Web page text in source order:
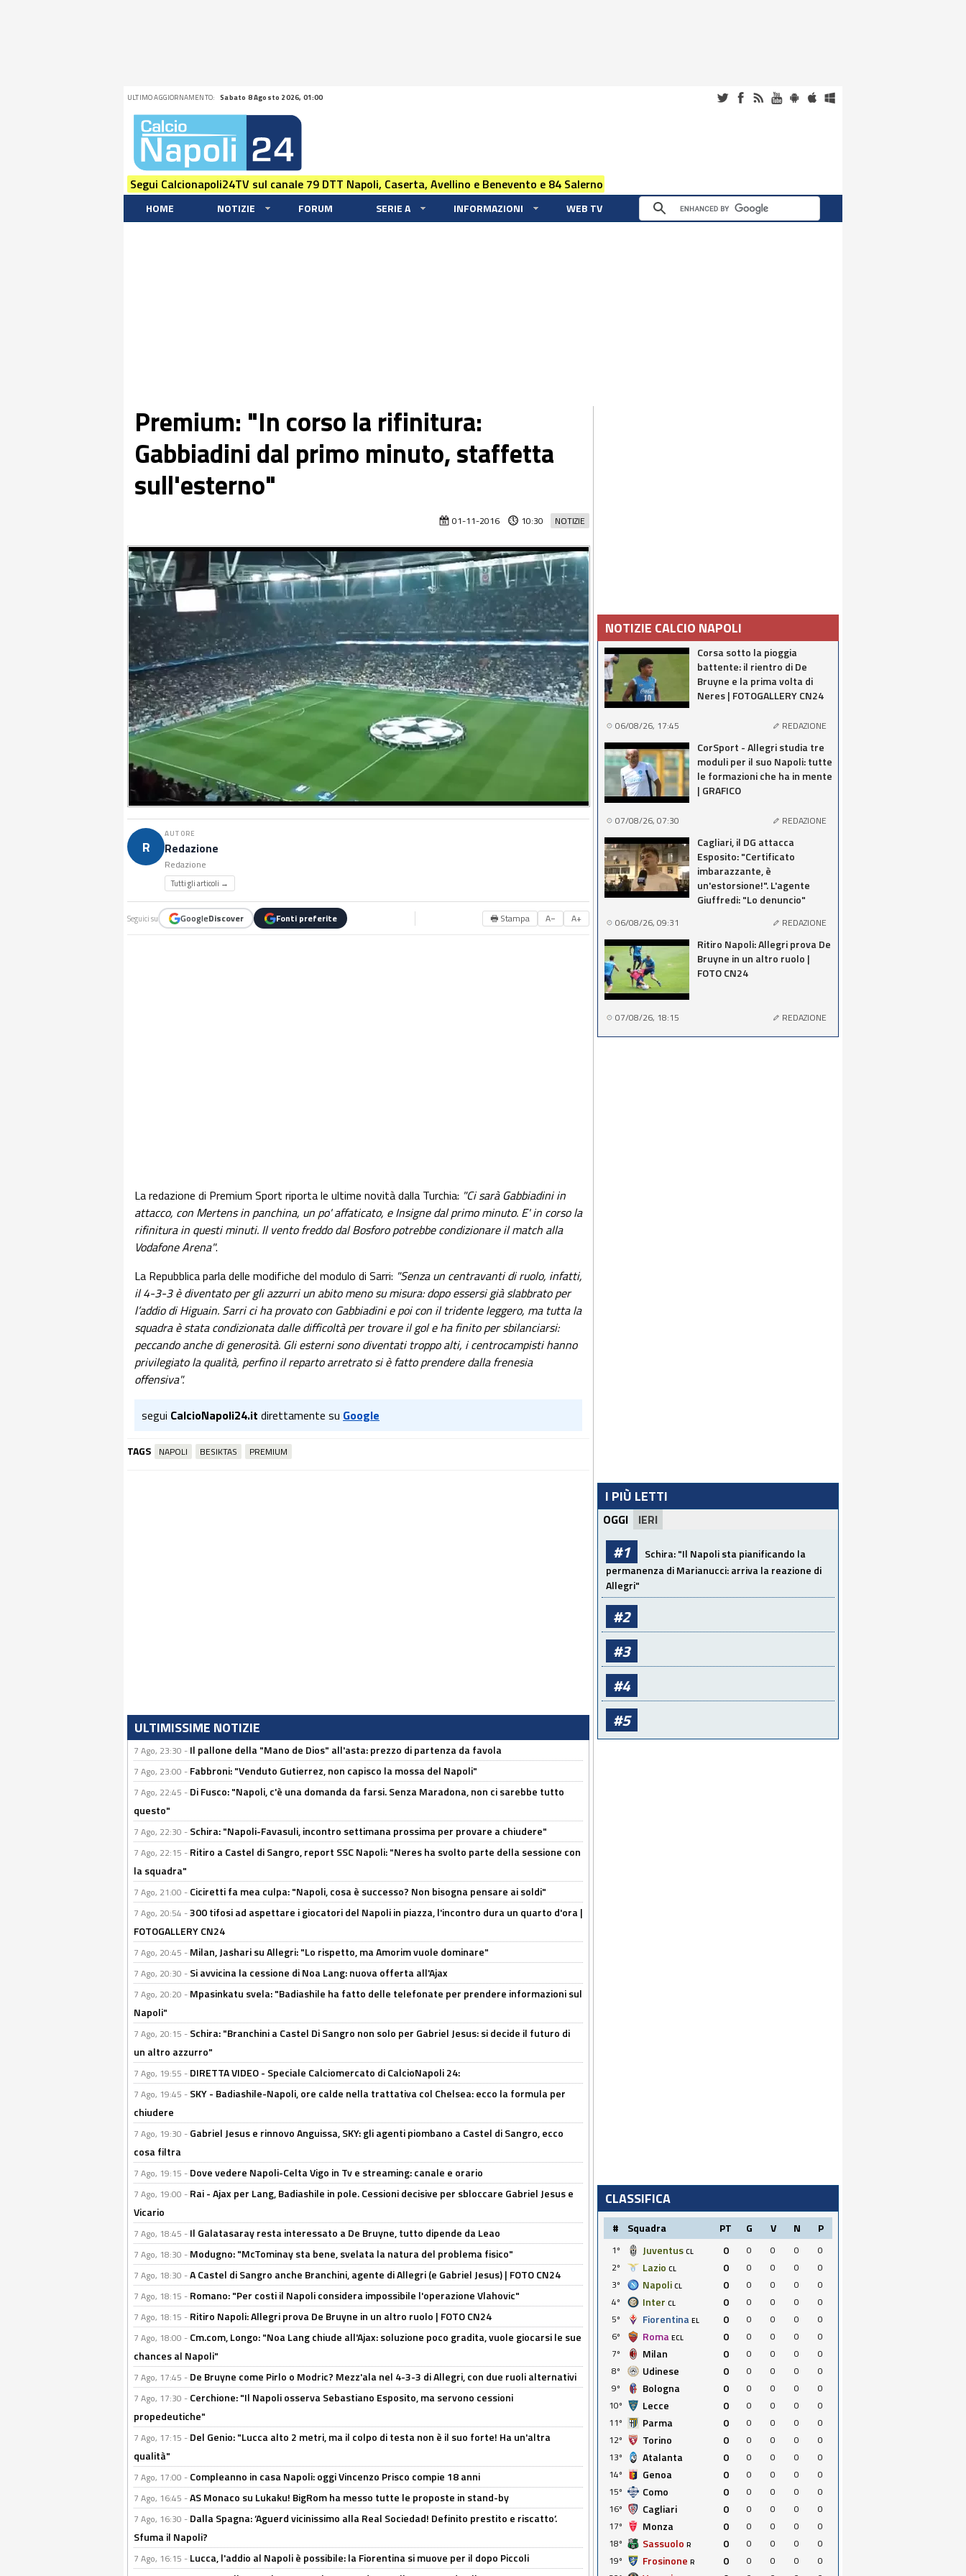
ULTIMO AGGIORNAMENTO: Sabato 8 Agosto 2026, 01:00
Segui Calcionapoli24TV sul canale 79 DTT Napoli, Caserta, Avellino e Benevento e 84 Salerno
HOME NOTIZIE FORUM SERIE A INFORMAZIONI WEB TV
Premium: "In corso la rifinitura:
Gabbiadini dal primo minuto, staffetta
sull'esterno"
NOTIZIE
01-11-2016 10:30
R
AUTORE
Redazione
Redazione
Tutti gli articoli →
Seguici su GoogleDiscover Fonti preferite 🖶 Stampa A− A+
La redazione di Premium Sport riporta le ultime novità dalla Turchia: "Ci sarà Gabbiadini in
attacco, con Mertens in panchina, un po' affaticato, e Insigne dal primo minuto. E' in corso la
rifinitura in questi minuti. Il vento freddo dal Bosforo potrebbe condizionare il match alla
Vodafone Arena".
La Repubblica parla delle modifiche del modulo di Sarri: "Senza un centravanti di ruolo, infatti,
il 4-3-3 è diventato per gli azzurri un abito meno su misura: dopo essersi già slabbrato per
l’addio di Higuain. Sarri ci ha provato con Gabbiadini e poi con il tridente leggero, ma tutta la
squadra è stata condizionata dalle difficoltà per trovare il gol e ha finito per sbilanciarsi:
peccando anche di generosità. Gli esterni sono diventati troppo alti, i centrocampisti hanno
privilegiato la qualità, perfino il reparto arretrato si è fatto prendere dalla frenesia
offensiva".
segui CalcioNapoli24.it direttamente su Google
TAGS NAPOLI BESIKTAS PREMIUM
ULTIMISSIME NOTIZIE
7 Ago, 23:30 - Il pallone della "Mano de Dios" all'asta: prezzo di partenza da favola
7 Ago, 23:00 - Fabbroni: "Venduto Gutierrez, non capisco la mossa del Napoli"
7 Ago, 22:45 - Di Fusco: "Napoli, c'è una domanda da farsi. Senza Maradona, non ci sarebbe tutto
questo"
7 Ago, 22:30 - Schira: "Napoli-Favasuli, incontro settimana prossima per provare a chiudere"
7 Ago, 22:15 - Ritiro a Castel di Sangro, report SSC Napoli: "Neres ha svolto parte della sessione con
la squadra"
7 Ago, 21:00 - Ciciretti fa mea culpa: "Napoli, cosa è successo? Non bisogna pensare ai soldi"
7 Ago, 20:54 -300 tifosi ad aspettare i giocatori del Napoli in piazza, l'incontro dura un quarto d'ora |
FOTOGALLERY CN24
7 Ago, 20:45 - Milan, Jashari su Allegri: "Lo rispetto, ma Amorim vuole dominare"
7 Ago, 20:30 - Si avvicina la cessione di Noa Lang: nuova offerta all'Ajax
7 Ago, 20:20 - Mpasinkatu svela: "Badiashile ha fatto delle telefonate per prendere informazioni sul
Napoli"
7 Ago, 20:15 - Schira: "Branchini a Castel Di Sangro non solo per Gabriel Jesus: si decide il futuro di
un altro azzurro"
7 Ago, 19:55 - DIRETTA VIDEO - Speciale Calciomercato di CalcioNapoli 24:
7 Ago, 19:45 - SKY - Badiashile-Napoli, ore calde nella trattativa col Chelsea: ecco la formula per
chiudere
7 Ago, 19:30 - Gabriel Jesus e rinnovo Anguissa, SKY: gli agenti piombano a Castel di Sangro, ecco
cosa filtra
7 Ago, 19:15 - Dove vedere Napoli-Celta Vigo in Tv e streaming: canale e orario
7 Ago, 19:00 - Rai - Ajax per Lang, Badiashile in pole. Cessioni decisive per sbloccare Gabriel Jesus e
Vicario
7 Ago, 18:45 - Il Galatasaray resta interessato a De Bruyne, tutto dipende da Leao
7 Ago, 18:30 - Modugno: "McTominay sta bene, svelata la natura del problema fisico"
7 Ago, 18:30 -A Castel di Sangro anche Branchini, agente di Allegri (e Gabriel Jesus) | FOTO CN24
7 Ago, 18:15 - Romano: "Per costi il Napoli considera impossibile l'operazione Vlahovic"
7 Ago, 18:15 - Ritiro Napoli: Allegri prova De Bruyne in un altro ruolo | FOTO CN24
7 Ago, 18:00 - Cm.com, Longo: "Noa Lang chiude all'Ajax: soluzione poco gradita, vuole giocarsi le sue
chances al Napoli"
7 Ago, 17:45 - De Bruyne come Pirlo o Modric? Mezz'ala nel 4-3-3 di Allegri, con due ruoli alternativi
7 Ago, 17:30 - Cerchione: "Il Napoli osserva Sebastiano Esposito, ma servono cessioni
propedeutiche"
7 Ago, 17:15 - Del Genio: "Lucca alto 2 metri, ma il colpo di testa non è il suo forte! Ha un'altra
qualità"
7 Ago, 17:00 - Compleanno in casa Napoli: oggi Vincenzo Prisco compie 18 anni
7 Ago, 16:45 -AS Monaco su Lukaku! BigRom ha messo tutte le proposte in stand-by
7 Ago, 16:30 - Dalla Spagna: ‘Aguerd vicinissimo alla Real Sociedad! Definito prestito e riscatto’.
Sfuma il Napoli?
7 Ago, 16:15 - Lucca, l'addio al Napoli è possibile: la Fiorentina si muove per il dopo Piccoli
NOTIZIE CALCIO NAPOLI
Corsa sotto la pioggia
battente: il rientro di De
Bruyne e la prima volta di
Neres | FOTOGALLERY CN24
06/08/26, 17:45 REDAZIONE
CorSport - Allegri studia tre
moduli per il suo Napoli: tutte
le formazioni che ha in mente
| GRAFICO
07/08/26, 07:30 REDAZIONE
Cagliari, il DG attacca
Esposito: "Certificato
imbarazzante, è
un'estorsione!". L'agente
Giuffredi: "Lo denuncio"
06/08/26, 09:31 REDAZIONE
Ritiro Napoli: Allegri prova De
Bruyne in un altro ruolo |
FOTO CN24
07/08/26, 18:15 REDAZIONE
I PIÙ LETTI
OGGI IERI
#1
Schira: "Il Napoli sta pianificando la
permanenza di Marianucci: arriva la reazione di
Allegri"
#2
#3
#4
#5
CLASSIFICA
# Squadra PT G V N P
1º Juventus CL 0 0 0 0
0
2º
Lazio CL 0 0 0 0
0
3º
Napoli CL 0 0 0 0
0
4º
Inter CL 0 0 0 0
0
5º
Fiorentina EL 0 0 0 0
0
6º
Roma ECL 0 0 0 0
0
7º
Milan 0 0 0 0
0
8º
Udinese 0 0 0 0
0
9º
Bologna 0 0 0 0
0
10º
Lecce 0 0 0 0
0
11º
Parma 0 0 0 0
0
12º
Torino 0 0 0 0
0
13º
Atalanta 0 0 0 0
0
14º
Genoa 0 0 0 0
0
15º
Como 0 0 0 0
0
16º
Cagliari 0 0 0 0
0
17º
Monza 0 0 0 0
0
18º
Sassuolo R 0 0 0 0
0
19º
Frosinone R 0 0 0 0
0